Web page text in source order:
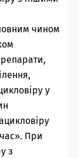
чином
у
При
з